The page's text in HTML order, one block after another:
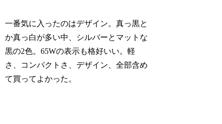
一番気に入ったのはデザイン。真っ黒と
か真っ白が多い中、シルバーとマットな
黒の2色。65Wの表示も格好いい。軽
さ、コンパクトさ、デザイン、全部含め
て買ってよかった。